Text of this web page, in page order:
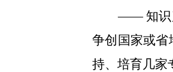
—— 知识
争创国家或省
持、培育几家